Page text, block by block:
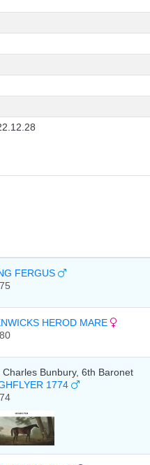
FERGUS
HEROD MARE
Charles Bunbury, 6th Baronet
1774